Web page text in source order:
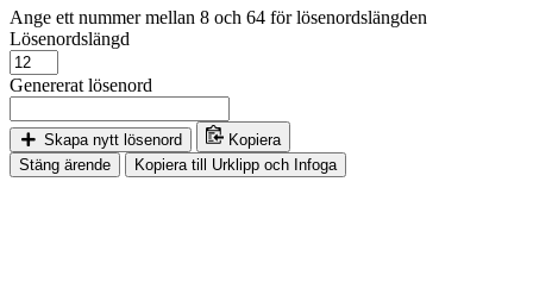
Ange ett nummer mellan 8 och 64 för lösenordslängden
Lösenordslängd
Genererat lösenord
Skapa nytt lösenord
Kopiera
Stäng ärende
Kopiera till Urklipp och Infoga